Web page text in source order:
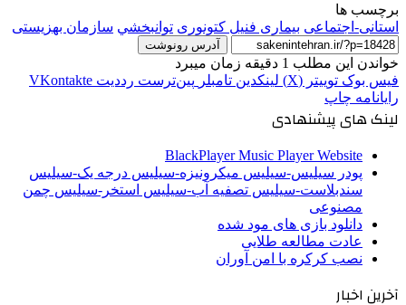
برچسب ها
استانی-اجتماعی بیماری فنیل کتونوری توانبخشي سازمان بهزیستی
آدرس رونوشت
خواندن این مطلب 1 دقیقه زمان میبرد
فیس بوک توییتر (X) لینکدین ‫تامبلر ‫پین‌ترست ‫رددیت ‫VKontakte
رایانامه چاپ
لینک های پیشنهادی
BlackPlayer Music Player Website
پودر سیلیس-سیلیس میکرونیزه-سیلیس درجه یک-سیلیس
سندبلاست-سیلیس تصفیه آب-سیلیس استخر-سیلیس چمن
مصنوعی
دانلود بازی های مود شده
عادت مطالعه طلایی
نصب کرکره با امن آوران
آخرین اخبار